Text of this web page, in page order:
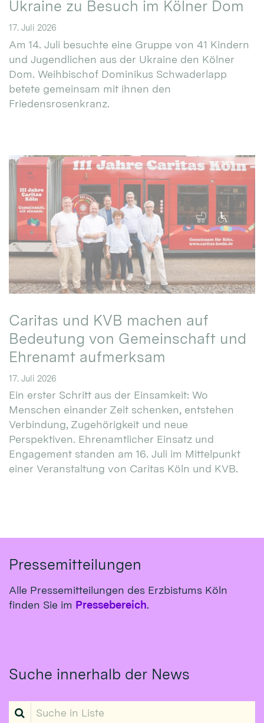
Ukraine zu Besuch im Kölner Dom
17. Juli 2026
Am 14. Juli besuchte eine Gruppe von 41 Kindern
und Jugendlichen aus der Ukraine den Kölner
Dom. Weihbischof Dominikus Schwaderlapp
betete gemeinsam mit ihnen den
Friedensrosenkranz.
Caritas und KVB machen auf
Bedeutung von Gemeinschaft und
Ehrenamt aufmerksam
17. Juli 2026
Ein erster Schritt aus der Einsamkeit: Wo
Menschen einander Zeit schenken, entstehen
Verbindung, Zugehörigkeit und neue
Perspektiven. Ehrenamtlicher Einsatz und
Engagement standen am 16. Juli im Mittelpunkt
einer Veranstaltung von Caritas Köln und KVB.
Pressemitteilungen
Alle Pressemitteilungen des Erzbistums Köln
finden Sie im Pressebereich.
Suche innerhalb der News
Suche in Liste